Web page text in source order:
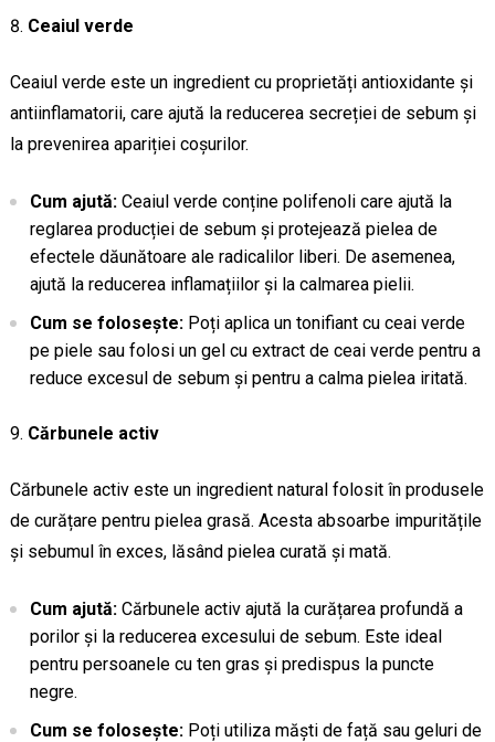
Ceaiul verde
Ceaiul verde este un ingredient cu proprietăți antioxidante și
antiinflamatorii, care ajută la reducerea secreției de sebum și
la prevenirea apariției coșurilor.
Cum ajută:Ceaiul verde conține polifenoli care ajută la
reglarea producției de sebum și protejează pielea de
efectele dăunătoare ale radicalilor liberi. De asemenea,
ajută la reducerea inflamațiilor și la calmarea pielii.
Cum se folosește:Poți aplica un tonifiant cu ceai verde
pe piele sau folosi un gel cu extract de ceai verde pentru a
reduce excesul de sebum și pentru a calma pielea iritată.
Cărbunele activ
Cărbunele activ este un ingredient natural folosit în produsele
de curățare pentru pielea grasă. Acesta absoarbe impuritățile
și sebumul în exces, lăsând pielea curată și mată.
Cum ajută:Cărbunele activ ajută la curățarea profundă a
porilor și la reducerea excesului de sebum. Este ideal
pentru persoanele cu ten gras și predispus la puncte
negre.
Cum se folosește:Poți utiliza măști de față sau geluri de